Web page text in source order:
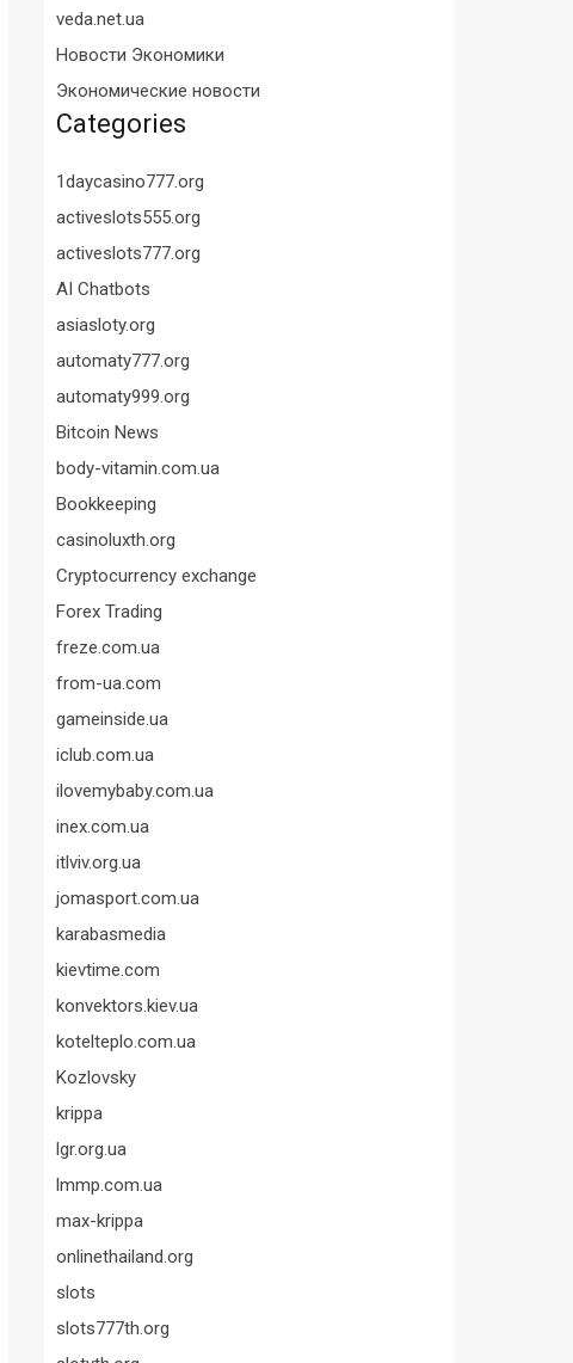
veda.net.ua
Новости Экономики
Экономические новости
Categories
1daycasino777.org
activeslots555.org
activeslots777.org
AI Chatbots
asiasloty.org
automaty777.org
automaty999.org
Bitcoin News
body-vitamin.com.ua
Bookkeeping
casinoluxth.org
Cryptocurrency exchange
Forex Trading
freze.com.ua
from-ua.com
gameinside.ua
iclub.com.ua
ilovemybaby.com.ua
inex.com.ua
itlviv.org.ua
jomasport.com.ua
karabasmedia
kievtime.com
konvektors.kiev.ua
kotelteplo.com.ua
Kozlovsky
krippa
lgr.org.ua
lmmp.com.ua
max-krippa
onlinethailand.org
slots
slots777th.org